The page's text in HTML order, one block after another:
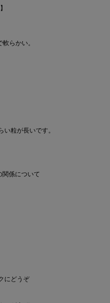
らかい。
粒が長いです。
関係について
にどうぞ